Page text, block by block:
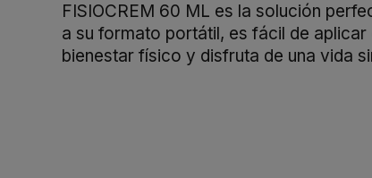
FISIOCREM 60 ML es la solución
a su formato portátil, es fácil de
bienestar físico y disfruta de una vida